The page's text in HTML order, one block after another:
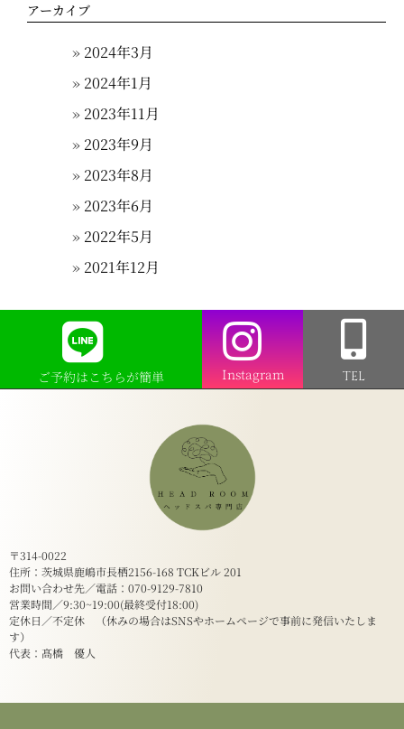
アーカイブ
2024年3月
2024年1月
2023年11月
2023年9月
2023年8月
2023年6月
2022年5月
2021年12月
ご予約はこちらが簡単 Instagram TEL
〒314-0022
住所：茨城県鹿嶋市長栖2156-168 TCKビル 201
お問い合わせ先／電話：070-9129-7810
営業時間／9:30~19:00(最終受付18:00)
定休日／不定休 （休みの場合はSNSやホームページで事前に発信いたしま
す）
代表：髙橋 優人